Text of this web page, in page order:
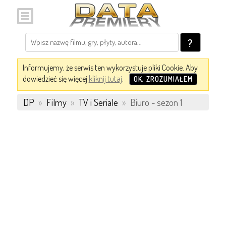
?
Informujemy, że serwis ten wykorzystuje pliki Cookie. Aby
dowiedzieć się więcej kliknij tutaj. OK, ZROZUMIAŁEM
DP » Filmy » TV i Seriale » Biuro - sezon 1